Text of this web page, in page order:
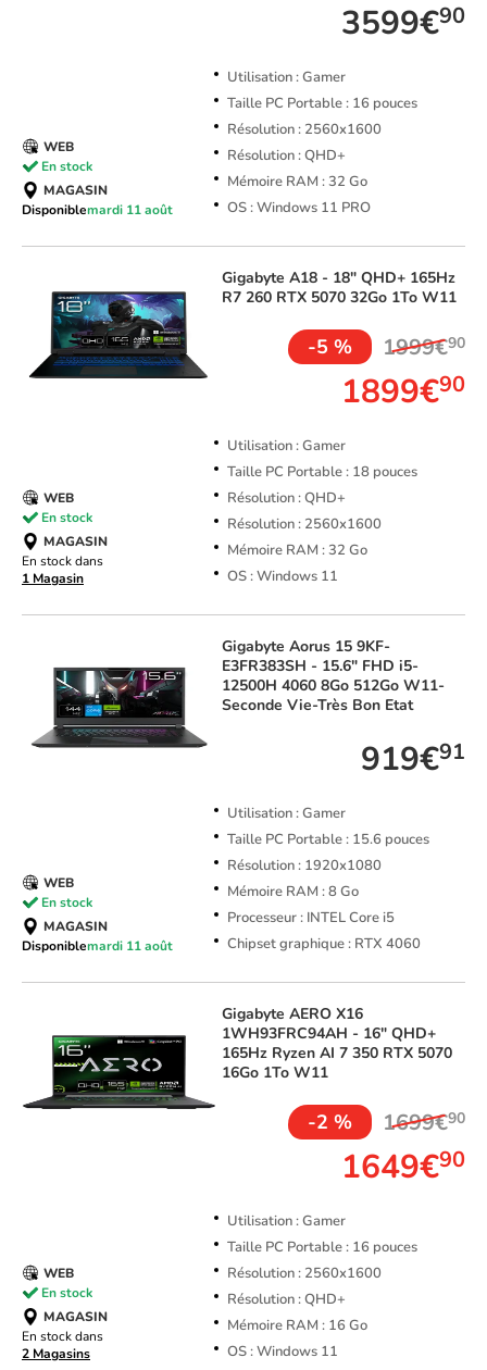
3599€90
Utilisation : Gamer
Taille PC Portable : 16 pouces
Résolution : 2560x1600
Résolution : QHD+
Mémoire RAM : 32 Go
OS : Windows 11 PRO
WEB
En stock
MAGASIN
Disponiblemardi 11 août
Gigabyte A18 - 18" QHD+ 165Hz
R7 260 RTX 5070 32Go 1To W11
-5 % 1999€90
1899€90
Utilisation : Gamer
Taille PC Portable : 18 pouces
Résolution : QHD+
Résolution : 2560x1600
Mémoire RAM : 32 Go
OS : Windows 11
WEB
En stock
MAGASIN
En stock dans
1 Magasin
Gigabyte Aorus 15 9KF-
E3FR383SH - 15.6" FHD i5-
12500H 4060 8Go 512Go W11-
Seconde Vie-Très Bon Etat
919€91
Utilisation : Gamer
Taille PC Portable : 15.6 pouces
Résolution : 1920x1080
Mémoire RAM : 8 Go
Processeur : INTEL Core i5
Chipset graphique : RTX 4060
WEB
En stock
MAGASIN
Disponiblemardi 11 août
Gigabyte AERO X16
1WH93FRC94AH - 16" QHD+
165Hz Ryzen AI 7 350 RTX 5070
16Go 1To W11
-2 % 1699€90
1649€90
Utilisation : Gamer
Taille PC Portable : 16 pouces
Résolution : 2560x1600
Résolution : QHD+
Mémoire RAM : 16 Go
OS : Windows 11
WEB
En stock
MAGASIN
En stock dans
2 Magasins